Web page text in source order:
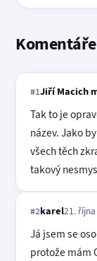
Komentáře
#1Jiří Macich
Tak to je
název. Jako
všech těch
takový
#2karel21.
Já jsem se
protože mám